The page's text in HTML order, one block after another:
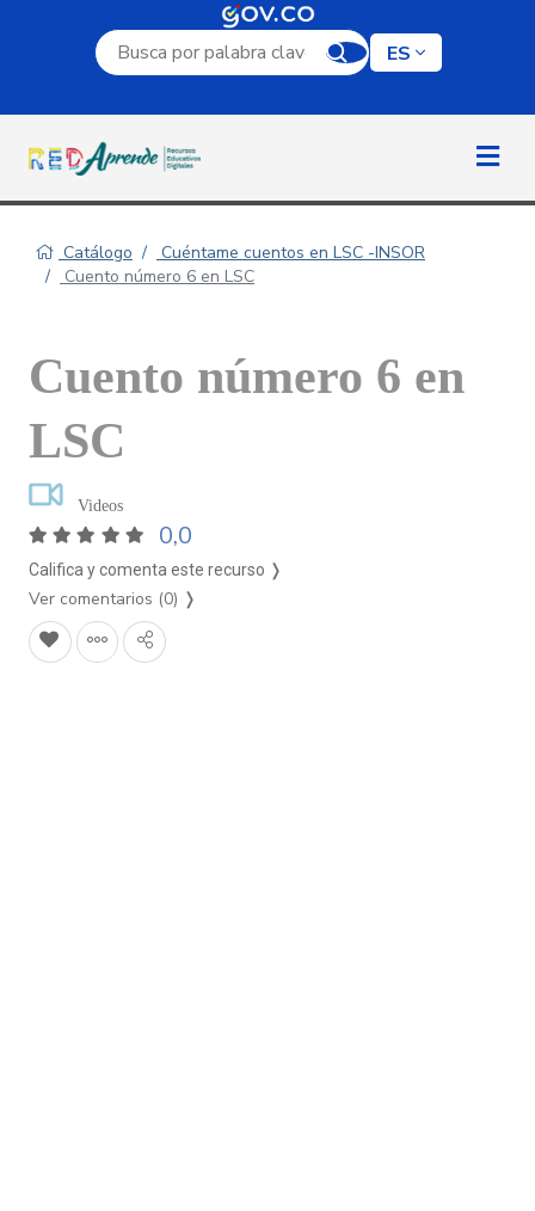
Campo de búsqueda por palabra clave
ES
Catálogo
Cuéntame cuentos en LSC -INSOR
Cuento número 6 en LSC
Cuento número 6 en
LSC
Videos
0,0
Califica y comenta este recurso ❭
Ver comentarios (0) ❭